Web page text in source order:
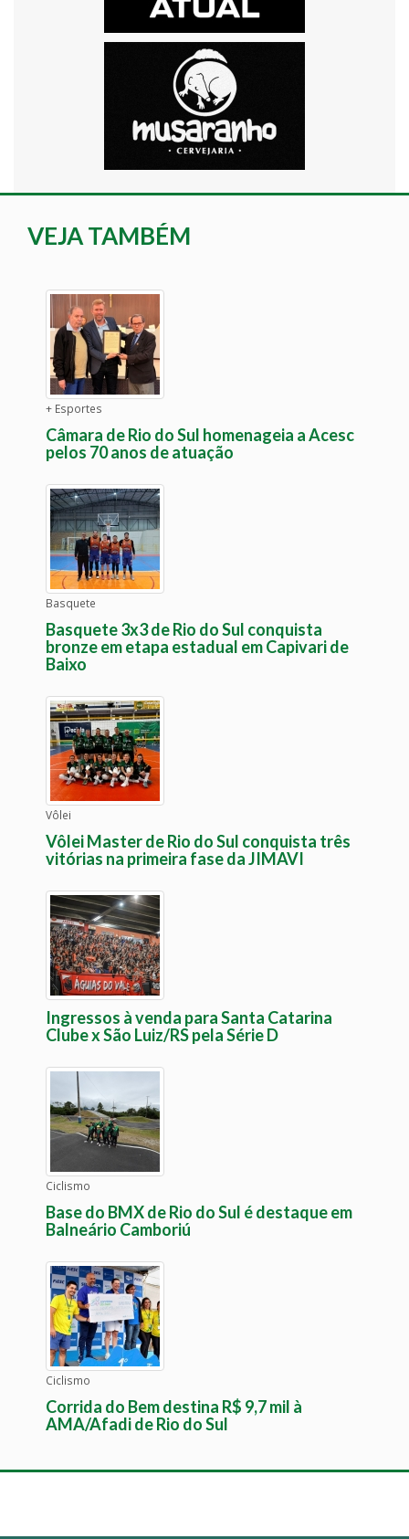
VEJA TAMBÉM
+ Esportes
Câmara de Rio do Sul homenageia a Acesc
pelos 70 anos de atuação
Basquete
Basquete 3x3 de Rio do Sul conquista
bronze em etapa estadual em Capivari de
Baixo
Vôlei
Vôlei Master de Rio do Sul conquista três
vitórias na primeira fase da JIMAVI
Ingressos à venda para Santa Catarina
Clube x São Luiz/RS pela Série D
Ciclismo
Base do BMX de Rio do Sul é destaque em
Balneário Camboriú
Ciclismo
Corrida do Bem destina R$ 9,7 mil à
AMA/Afadi de Rio do Sul